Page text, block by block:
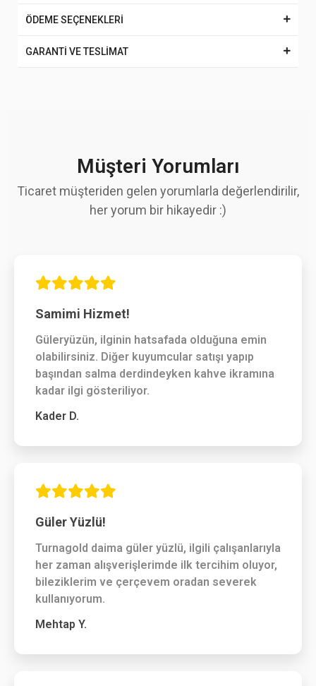
ÖDEME SEÇENEKLERİ
GARANTİ VE TESLİMAT
Müşteri Yorumları
Ticaret müşteriden gelen yorumlarla değerlendirilir,
her yorum bir hikayedir :)
Samimi Hizmet!
Güleryüzün, ilginin hatsafada olduğuna emin
olabilirsiniz. Diğer kuyumcular satışı yapıp
başından salma derdindeyken kahve ikramına
kadar ilgi gösteriliyor.
Kader D.
Güler Yüzlü!
Turnagold daima güler yüzlü, ilgili çalışanlarıyla
her zaman alışverişlerimde ilk tercihim oluyor,
bileziklerim ve çerçevem oradan severek
kullanıyorum.
Mehtap Y.